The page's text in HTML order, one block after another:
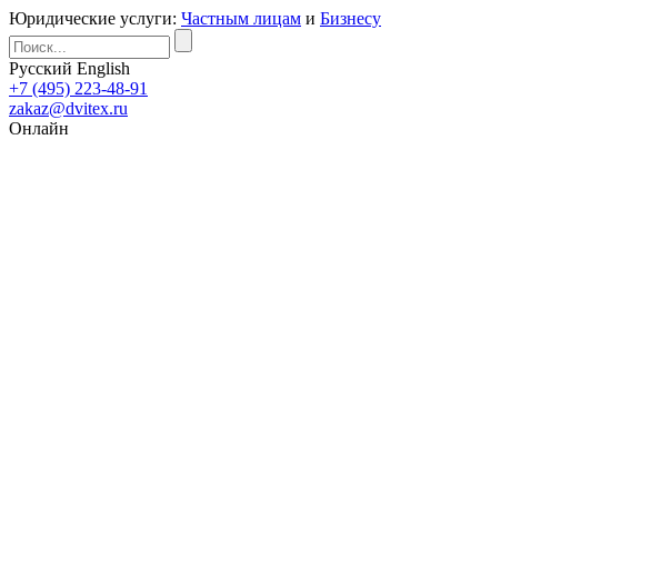
Юридические услуги: Частным лицам и Бизнесу
Русский English
+7 (495) 223-48-91
zakaz@dvitex.ru
Онлайн